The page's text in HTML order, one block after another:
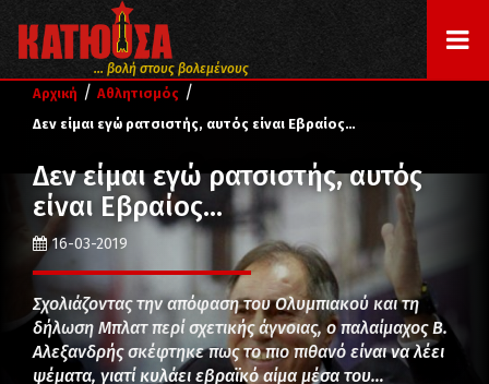
... βολή στους βολεμένους
Αρχική / Αθλητισμός /
Δεν είμαι εγώ ρατσιστής, αυτός είναι Εβραίος…
Δεν είμαι εγώ ρατσιστής, αυτός
είναι Εβραίος…
16-03-2019
Σχολιάζοντας την απόφαση του Ολυμπιακού και τη
δήλωση Μπλατ περί σχετικής άγνοιας, ο παλαίμαχος Β.
Αλεξανδρής σκέφτηκε πως το πιο πιθανό είναι να λέει
ψέματα, γιατί κυλάει εβραϊκό αίμα μέσα του…